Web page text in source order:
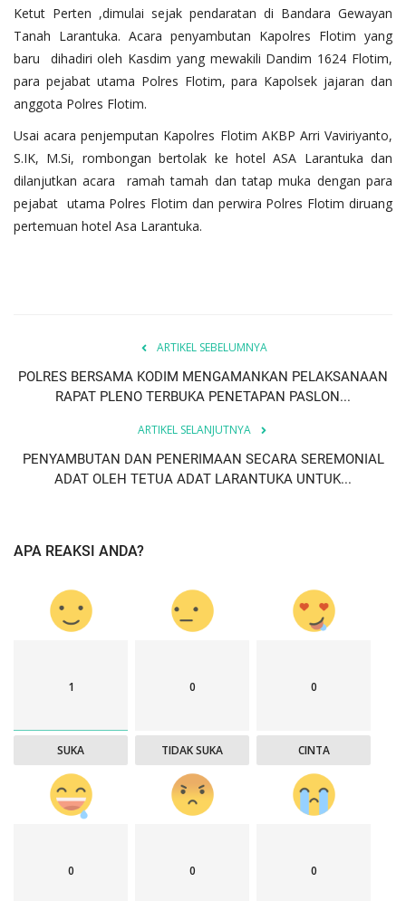
Ketut Perten ,dimulai sejak pendaratan di Bandara Gewayan
Tanah Larantuka. Acara penyambutan Kapolres Flotim yang
baru dihadiri oleh Kasdim yang mewakili Dandim 1624 Flotim,
para pejabat utama Polres Flotim, para Kapolsek jajaran dan
anggota Polres Flotim.
Usai acara penjemputan Kapolres Flotim AKBP Arri Vaviriyanto,
S.IK, M.Si, rombongan bertolak ke hotel ASA Larantuka dan
dilanjutkan acara ramah tamah dan tatap muka dengan para
pejabat utama Polres Flotim dan perwira Polres Flotim diruang
pertemuan hotel Asa Larantuka.
ARTIKEL SEBELUMNYA
POLRES BERSAMA KODIM MENGAMANKAN PELAKSANAAN
RAPAT PLENO TERBUKA PENETAPAN PASLON...
ARTIKEL SELANJUTNYA
PENYAMBUTAN DAN PENERIMAAN SECARA SEREMONIAL
ADAT OLEH TETUA ADAT LARANTUKA UNTUK...
APA REAKSI ANDA?
1
SUKA
0
TIDAK SUKA
0
CINTA
0 0 0